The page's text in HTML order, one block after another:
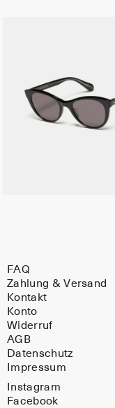
FAQ
Zahlung & Versand
Kontakt
Konto
Widerruf
AGB
Datenschutz
Impressum
Instagram
Facebook